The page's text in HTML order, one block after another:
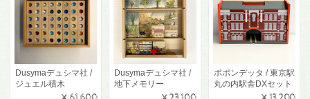
Dusymaデュシマ社 /
ジュエル積木
Dusymaデュシマ社 /
地下メモリー
ポポンデッタ / 東京駅
丸の内駅舎DXセット